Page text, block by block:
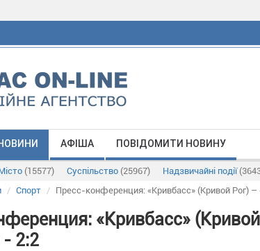
АФІША ПОВІДОМИТИ НОВИНУ
(15577) Суспільство (25967) Надзвичайні події
Спорт Пресс-конференция: «Кривбасс» (Кривой Рог)
«Кривбасс»
2:2